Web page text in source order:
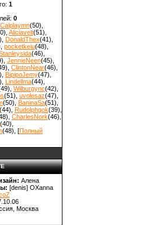
1
0
Calplaymn(50)
Aliciavelt(51)
DonaldThex(41)
pocketkeiu(48)
(46)
JennieNeen(45)
ClintonNear(46)
BipipoJemy(47)
Lindellma(44)
Wilburgync(42)
(51) uvolesaz(47)
(50) ВaninaSa(51)
(44) Rudolphgok(39)
CharlesNork(46)
(40)
(48) , [Полный
Алена
[denis] OXanna
Москва